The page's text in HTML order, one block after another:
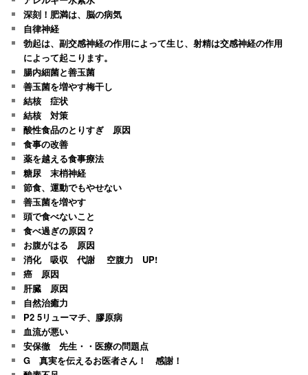
深刻！肥満は、脳の病気
自律神経
勃起は、副交感神経の作用によって生じ、射精は交感神経の作用
によって起こります。
腸内細菌と善玉菌
善玉菌を増やす梅干し
結核 症状
結核 対策
酸性食品のとりすぎ 原因
食事の改善
薬を越える食事療法
糖尿 末梢神経
節食、運動でもやせない
善玉菌を増やす
頭で食べないこと
食べ過ぎの原因？
お腹がはる 原因
消化 吸収 代謝 空腹力 UP!
癌 原因
肝臓 原因
自然治癒力
P2 5リューマチ、膠原病
血流が悪い
安保徹 先生・・医療の問題点
G 真実を伝えるお医者さん！ 感謝！